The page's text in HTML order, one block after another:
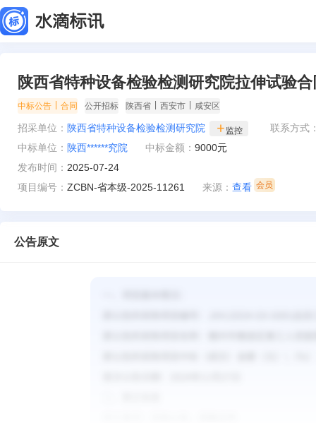
陕西省特种设备检验检测研究院拉伸试验
中标公告 合同 公开招标 陕西省 西安市 咸安区
招采单位： 陕西省特种设备检验检测研究院 监控
联系方式
中标单位： 陕西******究院 中标金额： 9000元
发布时间： 2025-07-24
项目编号： ZCBN-省本级-2025-11261 来源： 查看
公告原文